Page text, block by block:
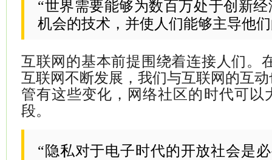
“世界需要能够为数百万处于创新
机会的技术，并使人们能够主导他
互联网的基本前提围绕着连接人们。
互联网不断发展，我们与互联网的互
管有这些变化，网络社区的时代可以
段。
“隐私对于电子时代的开放社会是